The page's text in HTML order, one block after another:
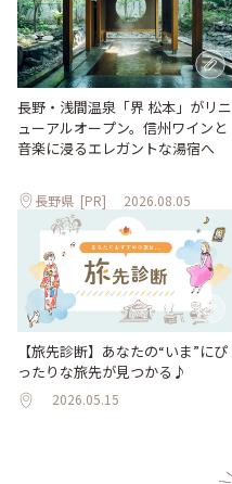
長野・浅間温泉「界 松本」がリニ
ューアルオープン。信州ワインと
音楽に浸るエレガントな湯宿へ
長野県 [PR] 2026.08.05
【旅先診断】あなたの“いま”にぴ
ったりな旅先が見つかる♪
2026.05.15